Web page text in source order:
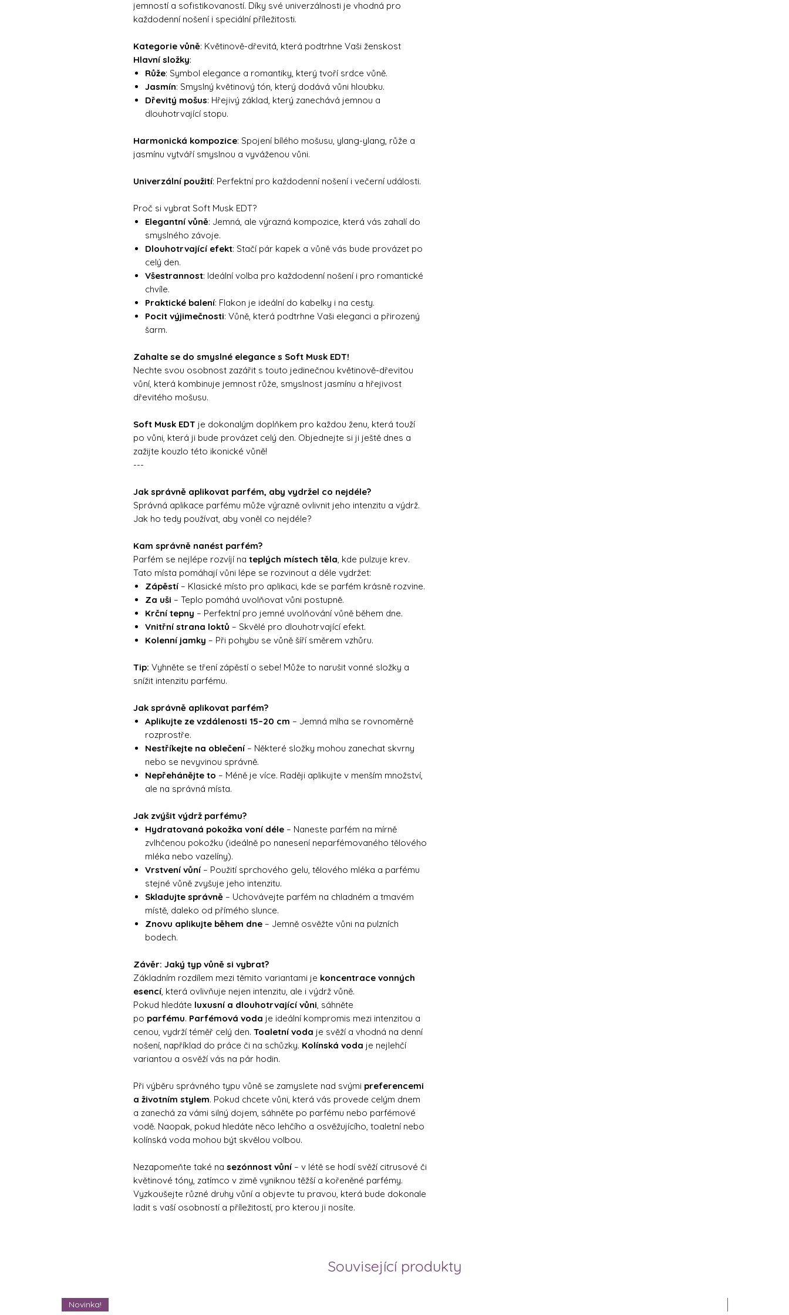
jemností a sofistikovaností. Díky své univerzálnosti je vhodná pro
každodenní nošení i speciální příležitosti.
Kategorie vůně: Květinově-dřevitá, která podtrhne Vaši ženskost
Hlavní složky:
Růže: Symbol elegance a romantiky, který tvoří srdce vůně.
Jasmín: Smyslný květinový tón, který dodává vůni hloubku.
Dřevitý mošus: Hřejivý základ, který zanechává jemnou a
dlouhotrvající stopu.
Harmonická kompozice: Spojení bílého mošusu, ylang-ylang, růže a
jasmínu vytváří smyslnou a vyváženou vůni.
Univerzální použití: Perfektní pro každodenní nošení i večerní události.
Proč si vybrat Soft Musk EDT?
Elegantní vůně: Jemná, ale výrazná kompozice, která vás zahalí do
smyslného závoje.
Dlouhotrvající efekt: Stačí pár kapek a vůně vás bude provázet po
celý den.
Všestrannost: Ideální volba pro každodenní nošení i pro romantické
chvíle.
Praktické balení: Flakon je ideální do kabelky i na cesty.
Pocit výjimečnosti: Vůně, která podtrhne Vaši eleganci a přirozený
šarm.
Zahalte se do smyslné elegance s Soft Musk EDT!
Nechte svou osobnost zazářit s touto jedinečnou květinově-dřevitou
vůní, která kombinuje jemnost růže, smyslnost jasmínu a hřejivost
dřevitého mošusu.
Soft Musk EDT je dokonalým doplňkem pro každou ženu, která touží
po vůni, která ji bude provázet celý den. Objednejte si ji ještě dnes a
zažijte kouzlo této ikonické vůně!
---
Jak správně aplikovat parfém, aby vydržel co nejdéle?
Správná aplikace parfému může výrazně ovlivnit jeho intenzitu a výdrž.
Jak ho tedy používat, aby voněl co nejdéle?
Kam správně nanést parfém?
Parfém se nejlépe rozvíjí na teplých místech těla , kde pulzuje krev.
Tato místa pomáhají vůni lépe se rozvinout a déle vydržet:
Zápěstí – Klasické místo pro aplikaci, kde se parfém krásně rozvine.
Za uši – Teplo pomáhá uvolňovat vůni postupně.
Krční tepny – Perfektní pro jemné uvolňování vůně během dne.
Vnitřní strana loktů – Skvělé pro dlouhotrvající efekt.
Kolenní jamky – Při pohybu se vůně šíří směrem vzhůru.
Tip: Vyhněte se tření zápěstí o sebe! Může to narušit vonné složky a
snížit intenzitu parfému.
Jak správně aplikovat parfém?
Aplikujte ze vzdálenosti 15–20 cm – Jemná mlha se rovnoměrně
rozprostře.
Nestříkejte na oblečení – Některé složky mohou zanechat skvrny
nebo se nevyvinou správně.
Nepřehánějte to – Méně je více. Raději aplikujte v menším množství,
ale na správná místa.
Jak zvýšit výdrž parfému?
Hydratovaná pokožka voní déle – Naneste parfém na mírně
zvlhčenou pokožku (ideálně po nanesení neparfémovaného tělového
mléka nebo vazelíny).
Vrstvení vůní – Použití sprchového gelu, tělového mléka a parfému
stejné vůně zvyšuje jeho intenzitu.
Skladujte správně – Uchovávejte parfém na chladném a tmavém
místě, daleko od přímého slunce.
Znovu aplikujte během dne – Jemně osvěžte vůni na pulzních
bodech.
Závěr: Jaký typ vůně si vybrat?
Základním rozdílem mezi těmito variantami je koncentrace vonných
esencí , která ovlivňuje nejen intenzitu, ale i výdrž vůně.
Pokud hledáte luxusní a dlouhotrvající vůni , sáhněte
po parfému. Parfémová voda je ideální kompromis mezi intenzitou a
cenou, vydrží téměř celý den. Toaletní voda je svěží a vhodná na denní
nošení, například do práce či na schůzky. Kolínská voda je nejlehčí
variantou a osvěží vás na pár hodin.
Při výběru správného typu vůně se zamyslete nad svými preferencemi
a životním stylem. Pokud chcete vůni, která vás provede celým dnem
a zanechá za vámi silný dojem, sáhněte po parfému nebo parfémové
vodě. Naopak, pokud hledáte něco lehčího a osvěžujícího, toaletní nebo
kolínská voda mohou být skvělou volbou.
Nezapomeňte také na sezónnost vůní – v létě se hodí svěží citrusové či
květinové tóny, zatímco v zimě vyniknou těžší a kořeněné parfémy.
Vyzkoušejte různé druhy vůní a objevte tu pravou, která bude dokonale
ladit s vaší osobností a příležitostí, pro kterou ji nosíte.
Související produkty
Novinka!